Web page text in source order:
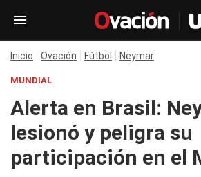
Inicio Ovación Fútbol Neymar
MUNDIAL
Alerta en Brasil:
lesionó y peligra su
participación en el